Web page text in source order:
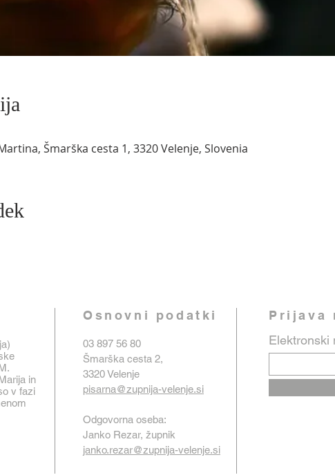
Šmarška cesta 1, 3320 Velenje, Slovenia
in
v fazi
Osnovni podatki
03 897 56 80
Šmarška cesta 2,
3320 Velenje
pisarna@zupnija-velenje.si
Odgovorna oseba:
Janko Rezar, župnik
janko.rezar@zupnija-velenje.si
Prijava
Elektronski